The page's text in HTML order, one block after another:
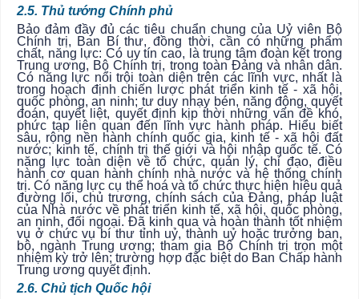
2.5. Thủ tướng Chính phủ
Bảo đảm đầy đủ các tiêu chuẩn chung của Uỷ viên Bộ
Chính trị, Ban Bí thư, đồng thời, cần có những phẩm
chất, năng lực: Có uy tín cao, là trung tâm đoàn kết trong
Trung ương, Bộ Chính trị, trong toàn Đảng và nhân dân.
Có năng lực nổi trội toàn diện trên các lĩnh vực, nhất là
trong hoạch định chiến lược phát triển kinh tế - xã hội,
quốc phòng, an ninh; tư duy nhạy bén, năng động, quyết
đoán, quyết liệt, quyết định kịp thời những vấn đề khó,
phức tạp liên quan đến lĩnh vực hành pháp. Hiểu biết
sâu, rộng nền hành chính quốc gia, kinh tế - xã hội đất
nước; kinh tế, chính trị thế giới và hội nhập quốc tế. Có
năng lực toàn diện về tổ chức, quản lý, chỉ đạo, điều
hành cơ quan hành chính nhà nước và hệ thống chính
trị. Có năng lực cụ thể hoá và tổ chức thực hiện hiệu quả
đường lối, chủ trương, chính sách của Đảng, pháp luật
của Nhà nước về phát triển kinh tế, xã hội, quốc phòng,
an ninh, đối ngoại. Đã kinh qua và hoàn thành tốt nhiệm
vụ ở chức vụ bí thư tỉnh uỷ, thành uỷ hoặc trưởng ban,
bộ, ngành Trung ương; tham gia Bộ Chính trị trọn một
nhiệm kỳ trở lên; trường hợp đặc biệt do Ban Chấp hành
Trung ương quyết định.
2.6. Chủ tịch Quốc hội